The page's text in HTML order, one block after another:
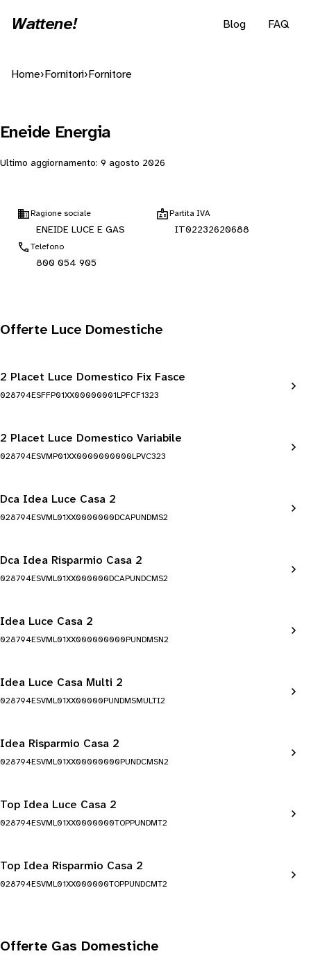
Wattene! Blog FAQ
Home› Fornitori› Fornitore
Eneide Energia
Ultimo aggiornamento: 9 agosto 2026
Ragione sociale
ENEIDE LUCE E GAS
Partita IVA
IT02232620688
Telefono
800 054 905
Offerte Luce Domestiche
2 Placet Luce Domestico Fix Fasce
028794ESFFP01XX00000001LPFCF1323
2 Placet Luce Domestico Variabile
028794ESVMP01XX0000000000LPVC323
Dca Idea Luce Casa 2
028794ESVML01XX0000000DCAPUNDMS2
Dca Idea Risparmio Casa 2
028794ESVML01XX000000DCAPUNDCMS2
Idea Luce Casa 2
028794ESVML01XX000000000PUNDMSN2
Idea Luce Casa Multi 2
028794ESVML01XX00000PUNDMSMULTI2
Idea Risparmio Casa 2
028794ESVML01XX00000000PUNDCMSN2
Top Idea Luce Casa 2
028794ESVML01XX0000000TOPPUNDMT2
Top Idea Risparmio Casa 2
028794ESVML01XX000000TOPPUNDCMT2
Offerte Gas Domestiche